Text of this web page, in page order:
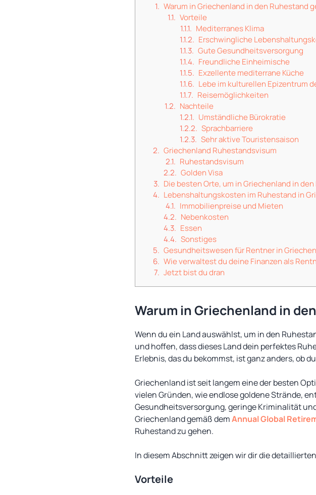
Warum in Griechenland in den Ruhestand
Vorteile
Mediterranes Klima
Erschwingliche
Gute Gesundheitsversorgung
Freundliche Einheimische
Exzellente mediterrane Küche
Lebe im kulturellen Epizentrum
Reisemöglichkeiten
Nachteile
Umständliche Bürokratie
Sprachbarriere
Sehr aktive Touristensaison
Griechenland Ruhestandsvisum
Ruhestandsvisum
Golden Visa
Die besten Orte, um in Griechenland in
Lebenshaltungskosten im Ruhestand in
Immobilienpreise und Mieten
Nebenkosten
Essen
Sonstiges
Gesundheitswesen für Rentner in
Wie verwaltest du deine Finanzen als
Jetzt bist du dran
Warum in Griechenland in
Wenn du ein Land auswählst, um in den
und hoffen, dass dieses Land dein perfektes
Erlebnis, das du bekommst, ist ganz anders, ob
Griechenland ist seit langem eine der besten
vielen Gründen, wie endlose goldene Strände,
Gesundheitsversorgung, geringe Kriminalität
Griechenland gemäß demAnnual Global
Ruhestand zu gehen.
In diesem Abschnitt zeigen wir dir die
Vorteile